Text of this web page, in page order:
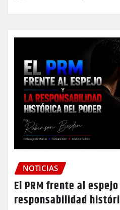
NOTICIAS
El PRM frente al
responsabilidad